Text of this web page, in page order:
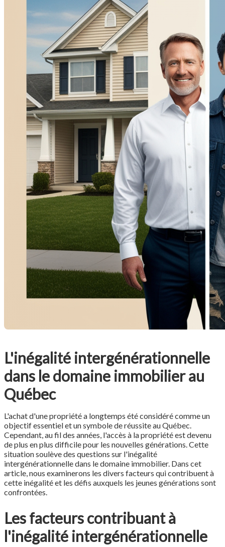
L'inégalité intergénérationnelle
dans le domaine immobilier au
Québec
L'achat d'une propriété a longtemps été considéré comme un
objectif essentiel et un symbole de réussite au Québec.
Cependant, au fil des années, l'accès à la propriété est devenu
de plus en plus difficile pour les nouvelles générations. Cette
situation soulève des questions sur l'inégalité
intergénérationnelle dans le domaine immobilier. Dans cet
article, nous examinerons les divers facteurs qui contribuent à
cette inégalité et les défis auxquels les jeunes générations sont
confrontées.
Les facteurs contribuant à
l'inégalité intergénérationnelle